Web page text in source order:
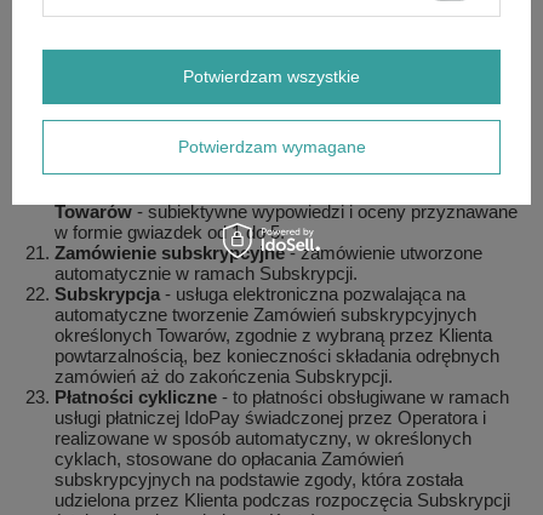
oświadczenia woli zawarcia ze Sprzedającym Umowy
Konto- zbiór danych przechowywanych w Sklepie
Internetowym oraz w systemie teleinformatycznym
Sprzedawcy dotyczący danego Klienta oraz składanych
przez niego zamówień i zawieranych Umów sprzedaży na
zamówienia, a także w odpowiednim czasie - anulować lub
edytować oraz zawierać Umowy Sprzedaży na odległość.
Towarów- subiektywne wypowiedzi i oceny przyznawane
w formie gwiazdek od 1 do 5.
Zamówienie subskrypcyjne- zamówienie utworzone
automatycznie w ramach Subskrypcji.
Subskrypcja - usługa elektroniczna pozwalająca na
automatyczne tworzenie Zamówień subskrypcyjnych
określonych Towarów, zgodnie z wybraną przez Klienta
powtarzalnością, bez konieczności składania odrębnych
zamówień aż do zakończenia Subskrypcji.
Płatności cykliczne - to płatności obsługiwane w ramach
usługi płatniczej IdoPay świadczonej przez Operatora i
realizowane w sposób automatyczny, w określonych
cyklach, stosowane do opłacania Zamówień
subskrypcyjnych na podstawie zgody, która została
udzielona przez Klienta podczas rozpoczęcia Subskrypcji
Potwierdzam wymagane
Potwierdzam wszystkie